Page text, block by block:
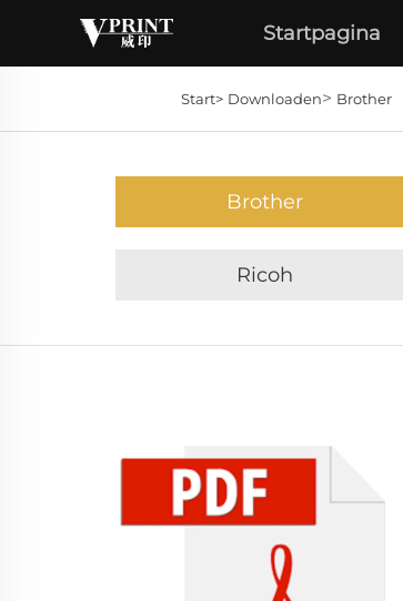
Startpagina
Start> Downloaden> Brother
Brother
Ricoh